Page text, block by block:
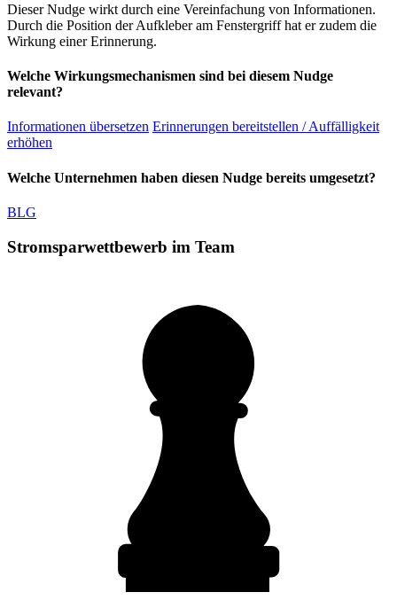
Dieser Nudge wirkt durch eine Vereinfachung von Informationen.
Durch die Position der Aufkleber am Fenstergriff hat er zudem die
Wirkung einer Erinnerung.
Welche Wirkungsmechanismen sind bei diesem Nudge
relevant?
Informationen übersetzen Erinnerungen bereitstellen / Auffälligkeit
erhöhen
Welche Unternehmen haben diesen Nudge bereits umgesetzt?
BLG
Stromsparwettbewerb im Team